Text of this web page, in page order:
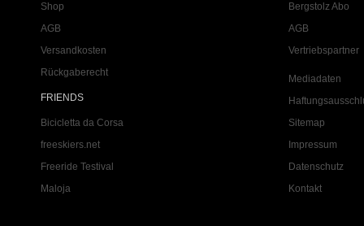
Shop
AGB
Versandkosten
Rückgaberecht
FRIENDS
Bicicletta da Corsa
freeskiers.net
Freeride Testival
Maloja
Bergstolz Abo
AGB
Vertriebspartner
Mediadaten
Sitemap
Impressum
Datenschutz
Kontakt